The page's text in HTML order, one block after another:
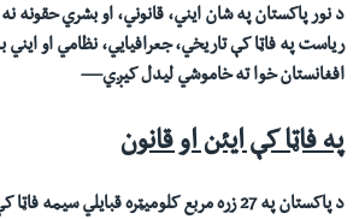
د نور پاکستان په شان ايني، قانوني، او بشري حقونه
ریاست په فاټا کې تاريخي، جعرافيايي، نظامي او
افغانستان خوا ته خاموشي ليدل کیږي—
په فاټا کې ايئن او قانون
د پاکستان په 27 زره مربع کلوميټره قبایلي